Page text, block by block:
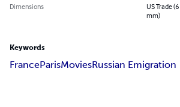
Dimensions
US Trade
mm)
Keywords
FranceParisMoviesRussian Emigration